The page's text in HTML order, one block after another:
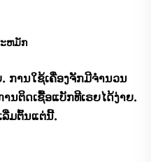
ຫມັກ
ການໃຊ້ເຄື່ອງຈັກມີຈໍານວນ
ນຕິດເຊື້ອແບັກທີເຣຍໄດ້ງ່າຍ.
ລີ່ມຕົ້ນແຕ່ນີ້.